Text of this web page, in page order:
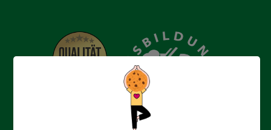
Erfolgreich bewerben mit Ausbildungspark: Wir